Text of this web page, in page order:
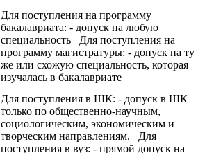
Для поступления на программу
бакалавриата: - допуск на любую
специальность Для поступления на
программу магистратуры: - допуск на ту
же или схожую специальность, которая
изучалась в бакалавриате
Для поступления в ШК: - допуск в ШК
только по общественно-научным,
социологическим, экономическим и
творческим направлениям. Для
поступления в вуз: - прямой допуск на